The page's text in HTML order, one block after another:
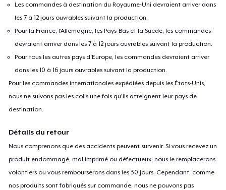
Les commandes à destination du Royaume-Uni devraient arriver dans
les 7 à 12 jours ouvrables suivant la production.
Pour la France, l'Allemagne, les Pays-Bas et la Suède, les commandes
devraient arriver dans les 7 à 12 jours ouvrables suivant la production.
Pour tous les autres pays d'Europe, les commandes devraient arriver
dans les 10 à 16 jours ouvrables suivant la production.
Pour les commandes internationales expédiées depuis les États-Unis,
nous ne suivons pas les colis une fois qu'ils atteignent leur pays de
destination.
Détails du retour
Nous comprenons que des accidents peuvent survenir. Si vous recevez un
produit endommagé, mal imprimé ou défectueux, nous le remplacerons
volontiers ou vous rembourserons dans les 30 jours. Cependant, comme
nos produits sont fabriqués sur commande, nous ne pouvons pas